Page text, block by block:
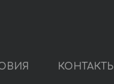
КОНТАКТЫ